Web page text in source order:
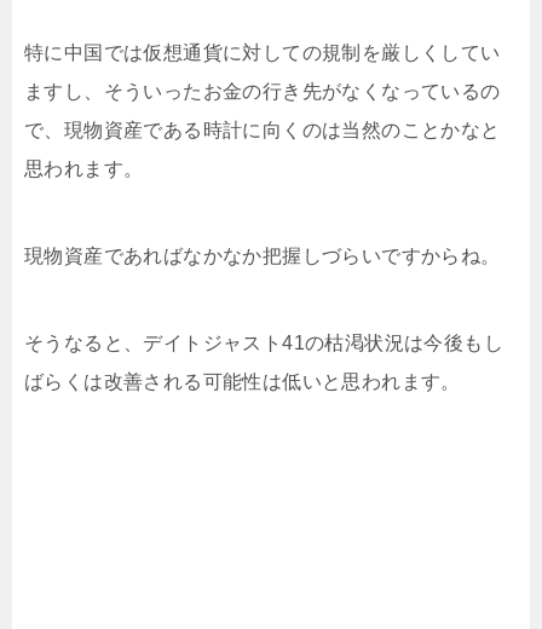
特に中国では仮想通貨に対しての規制を厳しくしてい
ますし、そういったお金の行き先がなくなっているの
で、現物資産である時計に向くのは当然のことかなと
思われます。
現物資産であればなかなか把握しづらいですからね。
そうなると、デイトジャスト41の枯渇状況は今後もし
ばらくは改善される可能性は低いと思われます。